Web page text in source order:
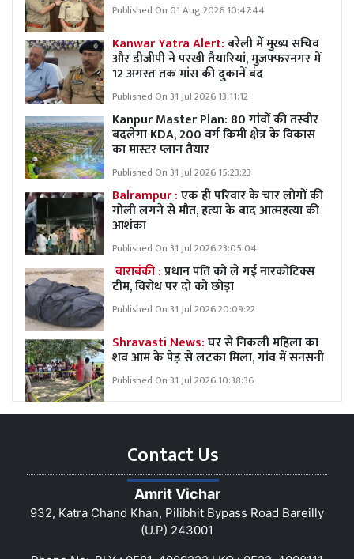
Published On 01 Aug 2026 10:47:44
Kanwar Yatra Alert:बरेली में मुख्य सचिव
और डीजीपी ने परखी तैयारियां, मुजफ्फरनगर में
12 अगस्त तक मांस की दुकानें बंद
Published On 31 Jul 2026 13:11:12
Kanpur Master Plan: 80 गांवों की तस्वीर
बदलेगा KDA, 200 वर्ग किमी क्षेत्र के विकास
का मास्टर प्लान तैयार
Published On 31 Jul 2026 15:23:23
Balrampur :एक ही परिवार के चार लोगों की
गोली लगने से मौत, हत्या के बाद आत्महत्या की
आशंका
Published On 31 Jul 2026 23:05:04
बाराबंकी :प्रधान पति को ले गई नारकोटिक्स
टीम, विरोध पर दो को छोड़ा
Published On 31 Jul 2026 20:09:22
Shravasti News:घर से निकली महिला का
शव आम के पेड़ से लटका मिला, गांव में सनसनी
Published On 31 Jul 2026 10:38:36
Contact Us
Amrit Vichar
932, Katra Chand Khan, Pilibhit Bypass Road Bareilly
(U.P) 243001